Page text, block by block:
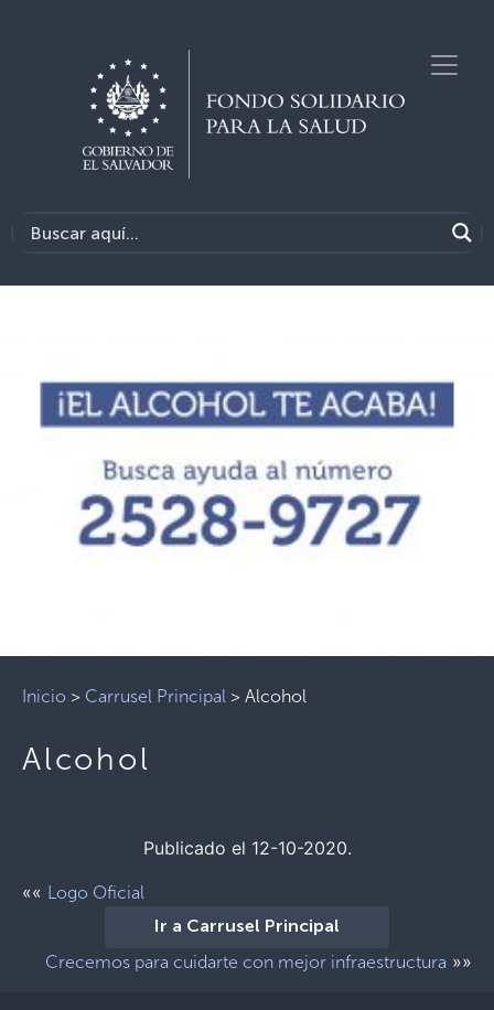
Inicio > Carrusel Principal > Alcohol
Alcohol
Publicado el 12-10-2020.
«« Logo Oficial
Ir a Carrusel Principal
Crecemos para cuidarte con mejor infraestructura »»